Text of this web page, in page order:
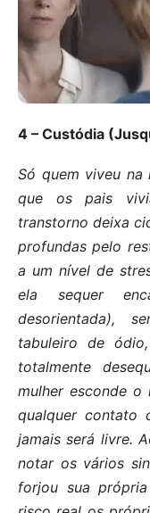
4 – Custódia
Só quem viveu na
que os pais
transtorno deixa
profundas pelo
a um nível de
ela sequer
desorientada),
tabuleiro de
totalmente
mulher esconde o
qualquer contato
jamais será livre.
notar os vários
forjou sua